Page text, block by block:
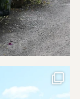
karaktär? Här